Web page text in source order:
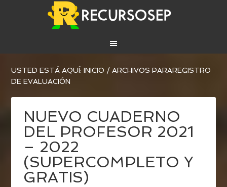
USTED ESTÁ AQUÍ:INICIO / ARCHIVOS PARAREGISTRO
DE EVALUACIÓN
NUEVO CUADERNO
DEL PROFESOR 2021
– 2022
(SUPERCOMPLETO Y
GRATIS)